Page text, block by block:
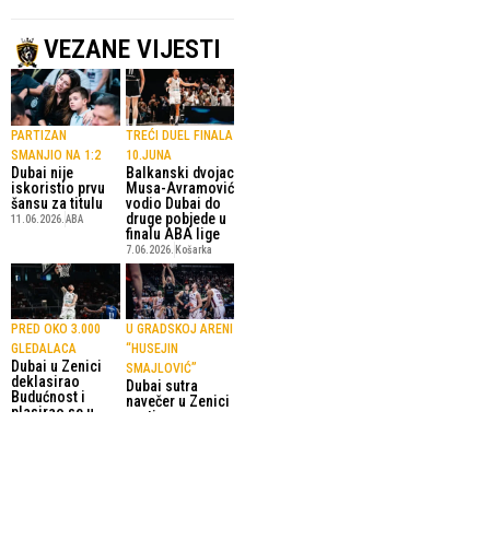
VEZANE VIJESTI
PARTIZAN
SMANJIO NA 1:2
Dubai nije
iskoristio prvu
šansu za titulu
11.06.2026. ABA
TREĆI DUEL FINALA
10.JUNA
Balkanski dvojac
Musa-Avramović
vodio Dubai do
druge pobjede u
finalu ABA lige
7.06.2026. Košarka
PRED OKO 3.000
GLEDALACA
Dubai u Zenici
deklasirao
Budućnost i
plasirao se u
U GRADSKOJ ARENI
“HUSEJIN
SMAJLOVIĆ”
Dubai sutra
navečer u Zenici
protiv